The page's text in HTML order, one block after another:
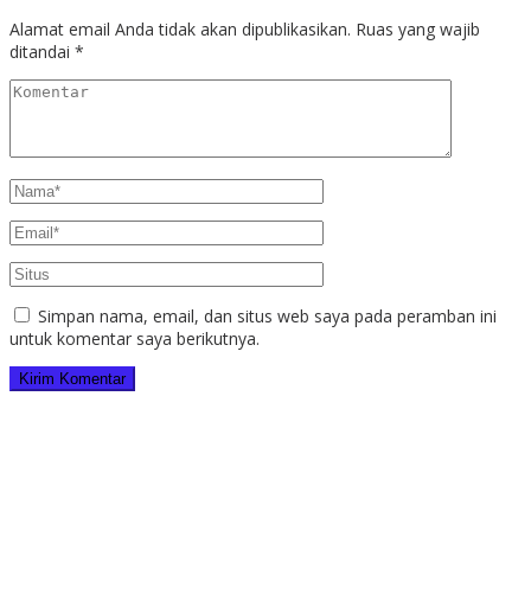
Alamat email Anda tidak akan dipublikasikan. Ruas yang wajib
ditandai *
Simpan nama, email, dan situs web saya pada peramban ini
untuk komentar saya berikutnya.